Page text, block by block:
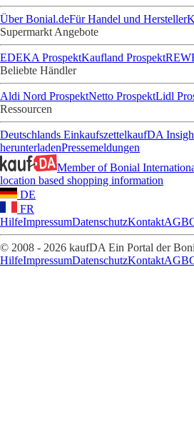
Über Bonial.deFür Handel und Hersteller
Supermarkt Angebote
EDEKA ProspektKaufland Prospekt
Beliebte Händler
Aldi Nord ProspektNetto ProspektLidl
Ressourcen
Deutschlands EinkaufszettelkaufDA
herunterladenPressemeldungen
Member of Bonial
location based shopping information
DE
FR
HilfeImpressumDatenschutzKontaktAGB
© 2008 - 2026 kaufDA Ein Portal der
HilfeImpressumDatenschutzKontaktAGB